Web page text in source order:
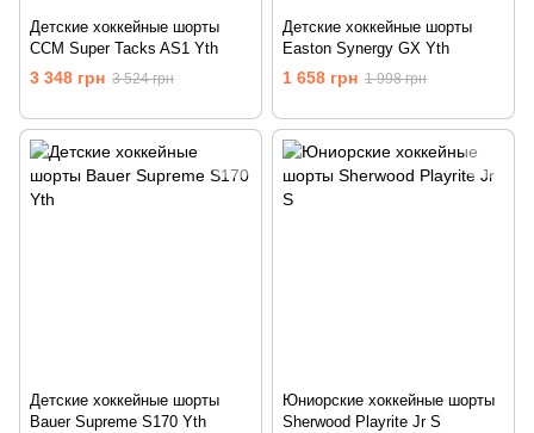
Детские хоккейные шорты
CCM Super Tacks AS1 Yth
3 348 грн 3 524 грн
Детские хоккейные шорты
Easton Synergy GX Yth
1 658 грн 1 998 грн
Детские хоккейные шорты
Bauer Supreme S170 Yth
Юниорские хоккейные шорты
Sherwood Playrite Jr S